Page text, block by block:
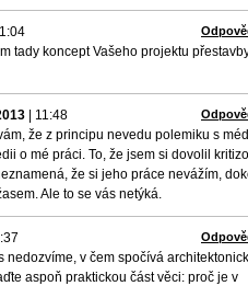
tady koncept Vašeho projektu
11:48
že z principu nevedu polemiku s
o mé práci. To, že jsem si dovolil
že si jeho práce nevážím,
Ale to se vás netýká.
nedozvíme, v čem spočívá
aspoň praktickou část věci: proč je v